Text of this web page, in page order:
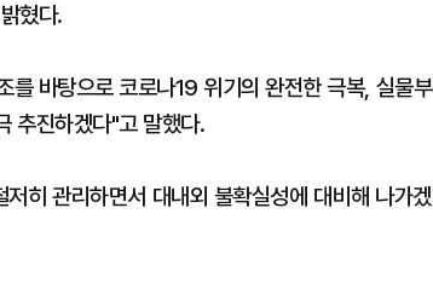
혔다.
를 바탕으로 코로나19 위기의 완전한 극복, 실물부
추진하겠다"고 말했다.
히 관리하면서 대내외 불확실성에 대비해 나가겠